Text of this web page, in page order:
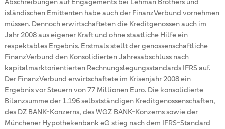
isländischen Emittenten habe auch der FinanzVerbund vornehmen
müssen. Dennoch erwirtschafteten die Kreditgenossen auch im
Jahr 2008 aus eigener Kraft und ohne staatliche Hilfe ein
respektables Ergebnis. Erstmals stellt der genossenschaftliche
FinanzVerbund den Konsolidierten Jahresabschluss nach
kapitalmarktorientierten Rechnungslegungsstandards IFRS auf.
Der FinanzVerbund erwirtschaftete im Krisenjahr 2008 ein
Ergebnis vor Steuern von 77 Millionen Euro. Die konsolidierte
Bilanzsumme der 1.196 selbstständigen Kreditgenossenschaften,
des DZ BANK-Konzerns, des WGZ BANK-Konzerns sowie der
Münchener Hypothekenbank eG stieg nach dem IFRS-Standard